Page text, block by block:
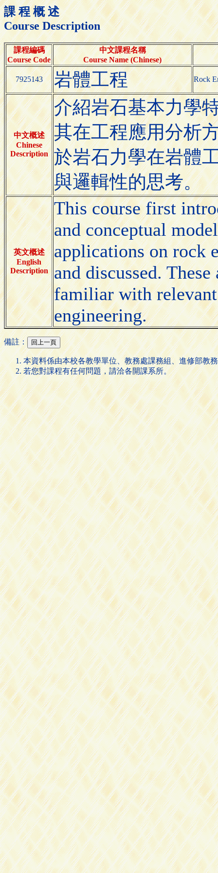
課 程 概 述
Course Description
課程編碼
Course Code
中文課程名稱
Course Name (Chinese)
7925143 岩體工程 Rock
中文概述
Chinese
Description
介紹岩石基本力學
其在工程應用分析
於岩石力學在岩體
與邏輯性的思考。
英文概述
English
Description
This course first
and conceptual
applications on rock
and discussed.
familiar with
engineering.
備註：
本資料係由本校各教學單位、教務處課務組、進修部教
若您對課程有任何問題，請洽各開課系所。